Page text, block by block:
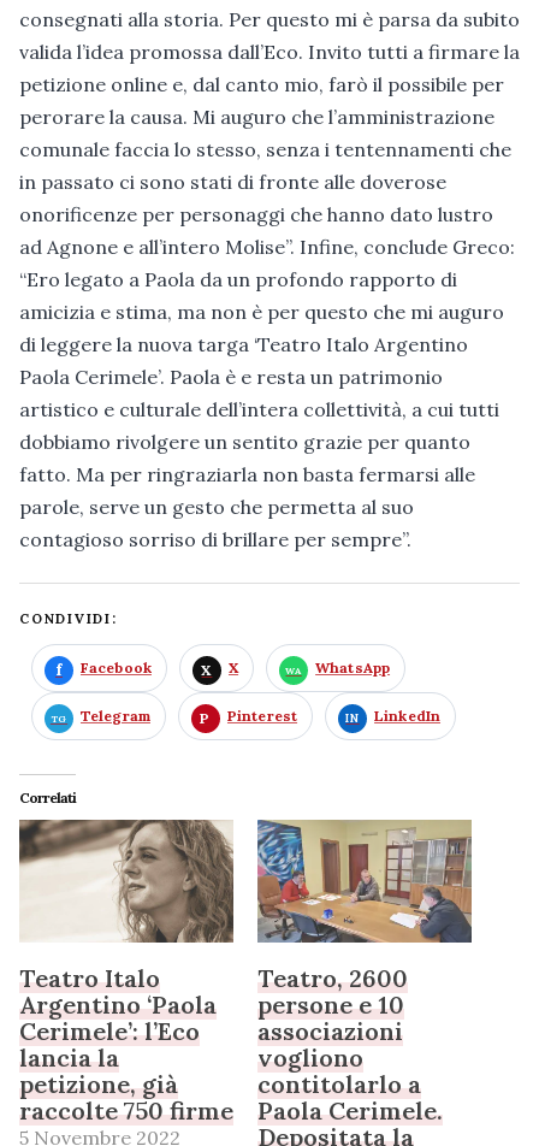
consegnati alla storia. Per questo mi è parsa da subito
valida l’idea promossa dall’Eco. Invito tutti a firmare la
petizione online e, dal canto mio, farò il possibile per
perorare la causa. Mi auguro che l’amministrazione
comunale faccia lo stesso, senza i tentennamenti che
in passato ci sono stati di fronte alle doverose
onorificenze per personaggi che hanno dato lustro
ad Agnone e all’intero Molise”. Infine, conclude Greco:
“Ero legato a Paola da un profondo rapporto di
amicizia e stima, ma non è per questo che mi auguro
di leggere la nuova targa ‘Teatro Italo Argentino
Paola Cerimele’. Paola è e resta un patrimonio
artistico e culturale dell’intera collettività, a cui tutti
dobbiamo rivolgere un sentito grazie per quanto
fatto. Ma per ringraziarla non basta fermarsi alle
parole, serve un gesto che permetta al suo
contagioso sorriso di brillare per sempre”.
CONDIVIDI:
Facebook X WhatsApp
Telegram Pinterest LinkedIn
Correlati
Teatro Italo
Argentino ‘Paola
Cerimele’: l’Eco
lancia la
petizione, già
raccolte 750 firme
5 Novembre 2022
Teatro, 2600
persone e 10
associazioni
vogliono
contitolarlo a
Paola Cerimele.
Depositata la